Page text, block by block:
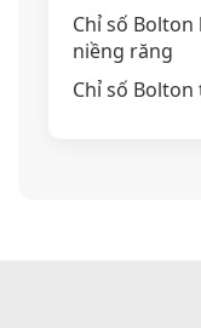
Chỉ số Bolton
niềng răng
Chỉ số